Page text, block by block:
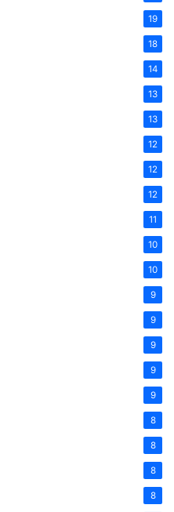
19
18
14
13
13
12
12
12
11
10
10
9
9
9
9
9
8
8
8
8